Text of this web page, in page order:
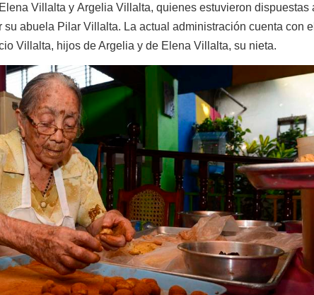
Elena Villalta y Argelia Villalta, quienes estuvieron dispuestas
abuela Pilar Villalta. La actual administración cuenta con el
Villalta, hijos de Argelia y de Elena Villalta, su nieta.